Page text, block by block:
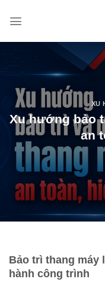
XU
Xu hướng bảo
an
Bảo trì thang máy
hành công trình